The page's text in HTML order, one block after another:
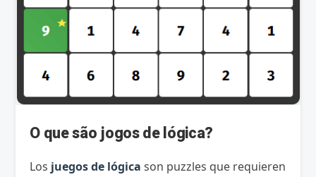
O que são jogos de lógica?
Los juegos de lógica son puzzles que requieren